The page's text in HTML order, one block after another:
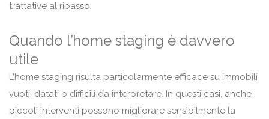
trattative al ribasso.
Quando l’home staging è davvero
utile
L’home staging risulta particolarmente efficace su immobili
vuoti, datati o difficili da interpretare. In questi casi, anche
piccoli interventi possono migliorare sensibilmente la